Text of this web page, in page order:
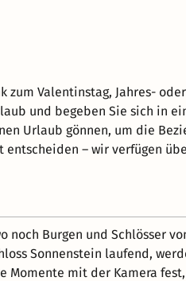
zum Valentinstag, Jahres-
und begeben Sie sich in
Urlaub gönnen, um die
entscheiden – wir verfügen
noch Burgen und Schlösser
Sonnenstein laufend,
Momente mit der Kamera